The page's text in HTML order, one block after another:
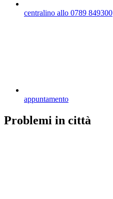
centralino allo 0789 849300
appuntamento
Problemi in città